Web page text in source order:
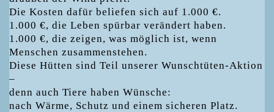
Die Kosten dafür beliefen sich auf 1.000 €.
1.000 €, die Leben spürbar verändert haben.
1.000 €, die zeigen, was möglich ist, wenn
Menschen zusammenstehen.
Diese Hütten sind Teil unserer Wunschtüten-Aktion
–
denn auch Tiere haben Wünsche:
nach Wärme, Schutz und einem sicheren Platz.